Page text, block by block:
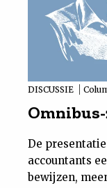
DISCUSSIE
De
accountants
bewijzen,